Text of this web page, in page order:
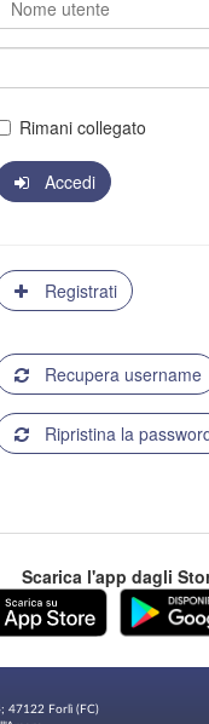
Rimani collegato
Accedi
Registrati
Recupera username
Ripristina la
Scarica l'app dagli
47122 Forlì (FC)